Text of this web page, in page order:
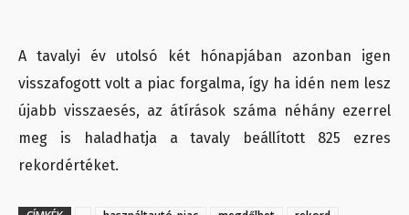
A tavalyi év utolsó két hónapjában azonban igen
visszafogott volt a piac forgalma, így ha idén nem lesz
újabb visszaesés, az átírások száma néhány ezerrel
meg is haladhatja a tavaly beállított 825 ezres
rekordértéket.